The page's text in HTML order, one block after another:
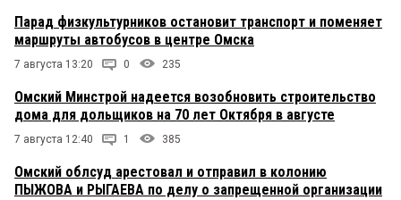
Парад физкультурников остановит транспорт и поменяет
маршруты автобусов в центре Омска
7 августа 13:20 0 235
Омский Минстрой надеется возобновить строительство
дома для дольщиков на 70 лет Октября в августе
7 августа 12:40 1 385
Омский облсуд арестовал и отправил в колонию
ПЫЖОВА и РЫГАЕВА по делу о запрещенной организации